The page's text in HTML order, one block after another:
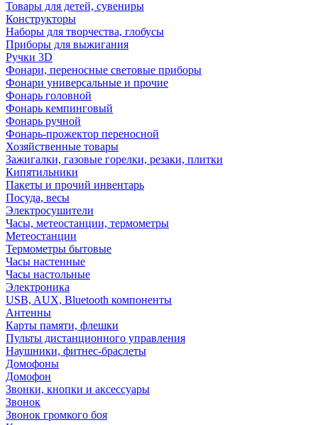
Товары для детей, сувениры
Конструкторы
Наборы для творчества, глобусы
Приборы для выжигания
Ручки 3D
Фонари, переносные световые приборы
Фонари универсальные и прочие
Фонарь головной
Фонарь кемпинговый
Фонарь ручной
Фонарь-прожектор переносной
Хозяйственные товары
Зажигалки, газовые горелки, резаки, плитки
Кипятильники
Пакеты и прочий инвентарь
Посуда, весы
Электросушители
Часы, метеостанции, термометры
Метеостанции
Термометры бытовые
Часы настенные
Часы настольные
Электроника
USB, AUX, Bluetooth компоненты
Антенны
Карты памяти, флешки
Пульты дистанционного управления
Наушники, фитнес-браслеты
Домофоны
Домофон
Звонки, кнопки и аксессуары
Звонок
Звонок громкого боя